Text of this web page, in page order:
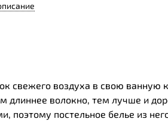
свежего воздуха в свою
длиннее волокно, тем лучше и
постельное белье из